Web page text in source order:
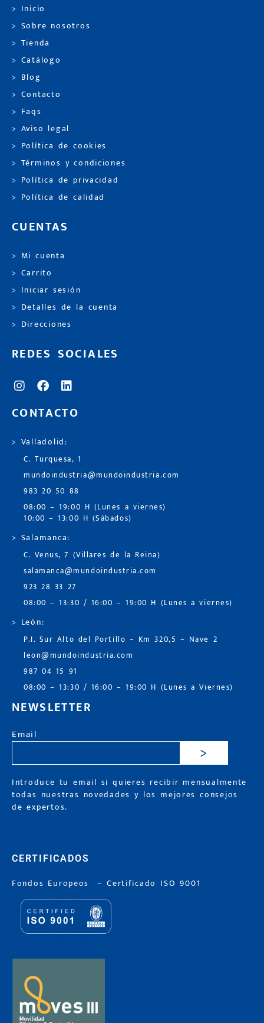
> Inicio
> Sobre nosotros
> Tienda
> Catálogo
> Blog
> Contacto
> Faqs
> Aviso legal
> Política de cookies
> Términos y condiciones
> Política de privacidad
> Política de calidad
CUENTAS
> Mi cuenta
> Carrito
> Iniciar sesión
> Detalles de la cuenta
> Direcciones
REDES SOCIALES
CONTACTO
> Valladolid:
C. Turquesa, 1
mundoindustria@mundoindustria.com
983 20 50 88
08:00 – 19:00 H (Lunes a viernes)
10:00 – 13:00 H (Sábados)
> Salamanca:
C. Venus, 7 (Villares de la Reina)
salamanca@mundoindustria.com
923 28 33 27
08:00 – 13:30 / 16:00 – 19:00 H (Lunes a viernes)
> León:
P.I. Sur Alto del Portillo – Km 320,5 – Nave 2
leon@mundoindustria.com
987 04 15 91
08:00 – 13:30 / 16:00 – 19:00 H (Lunes a Viernes)
NEWSLETTER
Email
>
Introduce tu email si quieres recibir mensualmente
todas nuestras novedades y los mejores consejos
de expertos.
CERTIFICADOS
Fondos Europeos –Certificado ISO 9001